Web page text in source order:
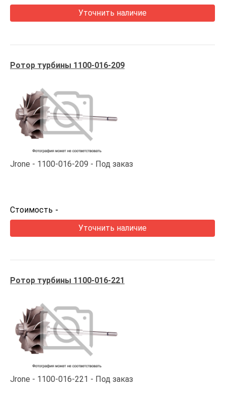
Уточнить наличие
Ротор турбины 1100-016-209
Jrone 1100-016-209 Под заказ
Стоимость -
Уточнить наличие
Ротор турбины 1100-016-221
Jrone 1100-016-221 Под заказ